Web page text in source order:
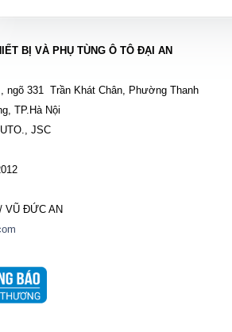
BỊ VÀ PHỤ TÙNG Ô TÔ ĐẠI AN
ngõ 331 Trần Khát Chân, Phường Thanh
TP.Hà Nội
JSC
VŨ ĐỨC AN